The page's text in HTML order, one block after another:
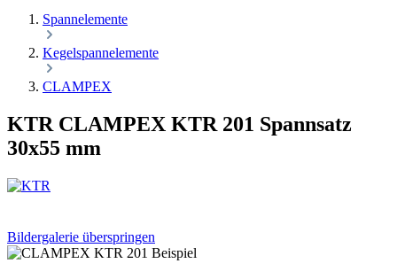
Spannelemente
Kegelspannelemente
CLAMPEX
KTR CLAMPEX KTR 201 Spannsatz
30x55 mm
Bildergalerie überspringen